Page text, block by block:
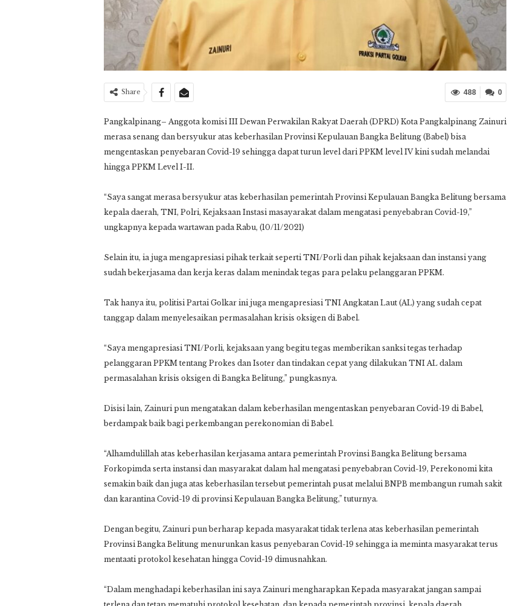
0
488
Share
Pangkalpinang– Anggota komisi III Dewan Perwakilan Rakyat Daerah (DPRD) Kota Pangkalpinang Zainuri
merasa senang dan bersyukur atas keberhasilan Provinsi Kepulauan Bangka Belitung (Babel) bisa
mengentaskan penyebaran Covid-19 sehingga dapat turun level dari PPKM level IV kini sudah melandai
hingga PPKM Level I-II.
“Saya sangat merasa bersyukur atas keberhasilan pemerintah Provinsi Kepulauan Bangka Belitung bersama
kepala daerah, TNI, Polri, Kejaksaan Instasi masayarakat dalam mengatasi penyebabran Covid-19,”
ungkapnya kepada wartawan pada Rabu, (10/11/2021)
Selain itu, ia juga mengapresiasi pihak terkait seperti TNI/Porli dan pihak kejaksaan dan instansi yang
sudah bekerjasama dan kerja keras dalam menindak tegas para pelaku pelanggaran PPKM.
Tak hanya itu, politisi Partai Golkar ini juga mengapresiasi TNI Angkatan Laut (AL) yang sudah cepat
tanggap dalam menyelesaikan permasalahan krisis oksigen di Babel.
“Saya mengapresiasi TNI/Porli, kejaksaan yang begitu tegas memberikan sanksi tegas terhadap
pelanggaran PPKM tentang Prokes dan Isoter dan tindakan cepat yang dilakukan TNI AL dalam
permasalahan krisis oksigen di Bangka Belitung,” pungkasnya.
Disisi lain, Zainuri pun mengatakan dalam keberhasilan mengentaskan penyebaran Covid-19 di Babel,
berdampak baik bagi perkembangan perekonomian di Babel.
“Alhamdulillah atas keberhasilan kerjasama antara pemerintah Provinsi Bangka Belitung bersama
Forkopimda serta instansi dan masyarakat dalam hal mengatasi penyebabran Covid-19, Perekonomi kita
semakin baik dan juga atas keberhasilan tersebut pemerintah pusat melalui BNPB membangun rumah sakit
dan karantina Covid-19 di provinsi Kepulauan Bangka Belitung,” tuturnya.
Dengan begitu, Zainuri pun berharap kepada masyarakat tidak terlena atas keberhasilan pemerintah
Provinsi Bangka Belitung menurunkan kasus penyebaran Covid-19 sehingga ia meminta masyarakat terus
mentaati protokol kesehatan hingga Covid-19 dimusnahkan.
“Dalam menghadapi keberhasilan ini saya Zainuri mengharapkan Kepada masyarakat jangan sampai